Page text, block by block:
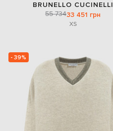
BRUNELLO CUCINELLI
55 73433 451 грн
XS
- 39%